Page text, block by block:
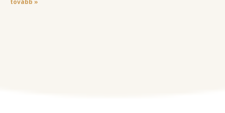
tovább »